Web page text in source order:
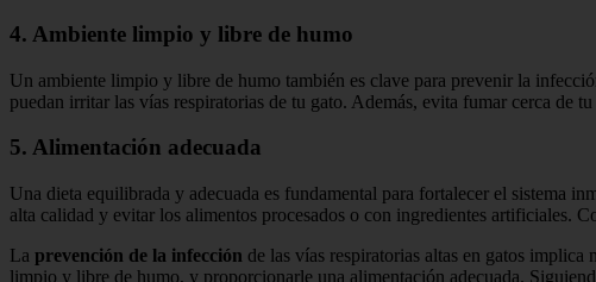
4. Ambiente limpio y libre de humo
Un ambiente limpio y libre de humo también es clave para prevenir la
puedan irritar las vías respiratorias de tu gato. Además, evita fumar cerca de
5. Alimentación adecuada
Una dieta equilibrada y adecuada es fundamental para fortalecer el sistema
alta calidad y evitar los alimentos procesados o con ingredientes artificiales.
La prevención de la infección de las vías respiratorias altas en gatos
limpio y libre de humo, y proporcionarle una alimentación adecuada.